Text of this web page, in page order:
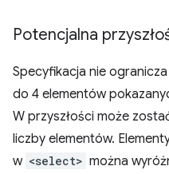
Potencjalna
Specyfikacja nie
do 4 elementów
W przyszłości może
liczby elementów.
w <select> można